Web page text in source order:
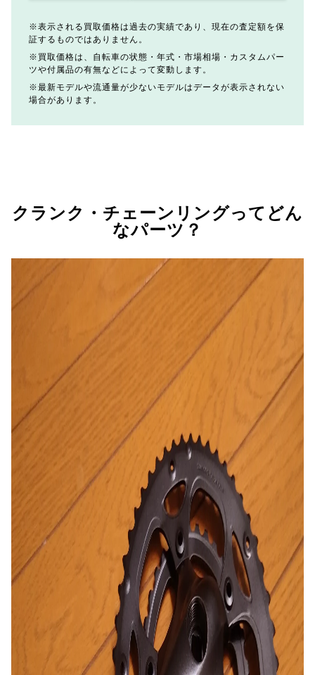
表示される買取価格は過去の実績であり、現在の査定額を保
証するものではありません。
買取価格は、自転車の状態・年式・市場相場・カスタムパー
ツや付属品の有無などによって変動します。
最新モデルや流通量が少ないモデルはデータが表示されない
場合があります。
クランク・チェーンリングってどん
なパーツ？